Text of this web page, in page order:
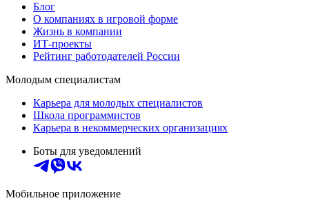
Блог
О компаниях в игровой форме
Жизнь в компании
ИТ-проекты
Рейтинг работодателей России
Молодым специалистам
Карьера для молодых специалистов
Школа программистов
Карьера в некоммерческих организациях
Боты для уведомлений
Мобильное приложение